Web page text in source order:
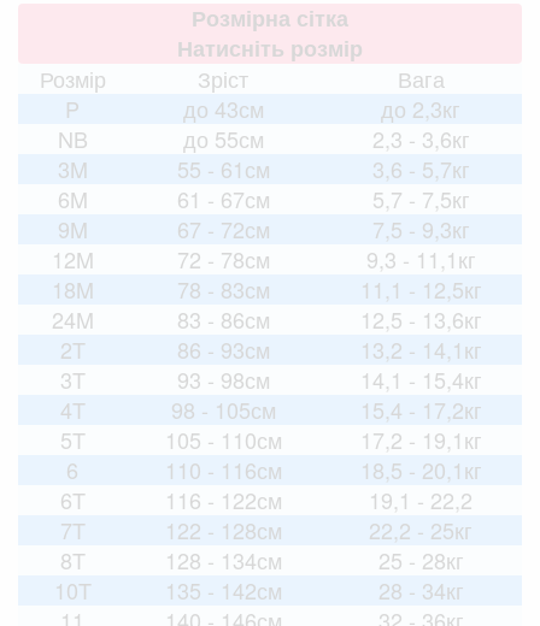
Розмірна сітка
Натисніть розмір
Розмір
Зріст
Вага
P
до 43см
до 2,3кг
NB
до 55см
2,3 - 3,6кг
3M
55 - 61см
3,6 - 5,7кг
6M
61 - 67см
5,7 - 7,5кг
9M
67 - 72см
7,5 - 9,3кг
12M
72 - 78см
9,3 - 11,1кг
18M
78 - 83см
11,1 - 12,5кг
24M
83 - 86см
12,5 - 13,6кг
2T
86 - 93см
13,2 - 14,1кг
3T
93 - 98см
14,1 - 15,4кг
4T
98 - 105см
15,4 - 17,2кг
5T
105 - 110см
17,2 - 19,1кг
6
110 - 116см
18,5 - 20,1кг
6T
116 - 122см
19,1 - 22,2
7T
122 - 128см
22,2 - 25кг
8T
128 - 134см
25 - 28кг
10T
135 - 142см
28 - 34кг
11
140 - 146см
32 - 36кг